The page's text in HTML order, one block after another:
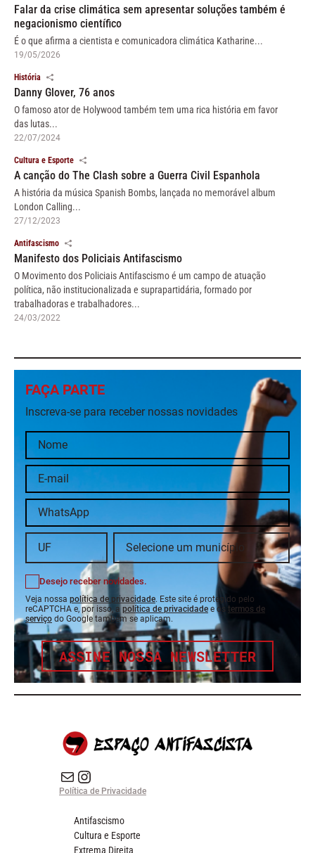
Falar da crise climática sem apresentar soluções também é
negacionismo científico
É o que afirma a cientista e comunicadora climática Katharine...
19/05/2026
História
Danny Glover, 76 anos
O famoso ator de Holywood também tem uma rica história em favor
das lutas...
22/07/2024
Cultura e Esporte
A canção do The Clash sobre a Guerra Civil Espanhola
A história da música Spanish Bombs, lançada no memorável album
London Calling...
27/12/2023
Antifascismo
Manifesto dos Policiais Antifascismo
O Movimento dos Policiais Antifascismo é um campo de atuação
política, não institucionalizada e suprapartidária, formado por
trabalhadoras e trabalhadores...
24/03/2022
FAÇA PARTE
Inscreva-se para receber nossas novidades
Desejo receber novidades.
Veja nossa política de privacidade. Este site é protegido pelo
reCAPTCHA e, por isso, a política de privacidade e os termos de
serviço do Google também se aplicam.
ASSINE NOSSA NEWSLETTER
E-mail Instagram do Espaço Antifascista
Política de Privacidade
Antifascismo
Cultura e Esporte
Extrema Direita